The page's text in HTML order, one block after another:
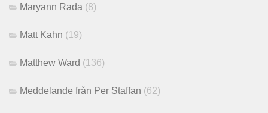
Maryann Rada (8)
Matt Kahn (19)
Matthew Ward (136)
Meddelande från Per Staffan (62)